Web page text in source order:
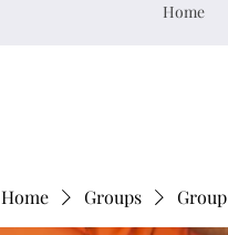
Home
Home Groups Group